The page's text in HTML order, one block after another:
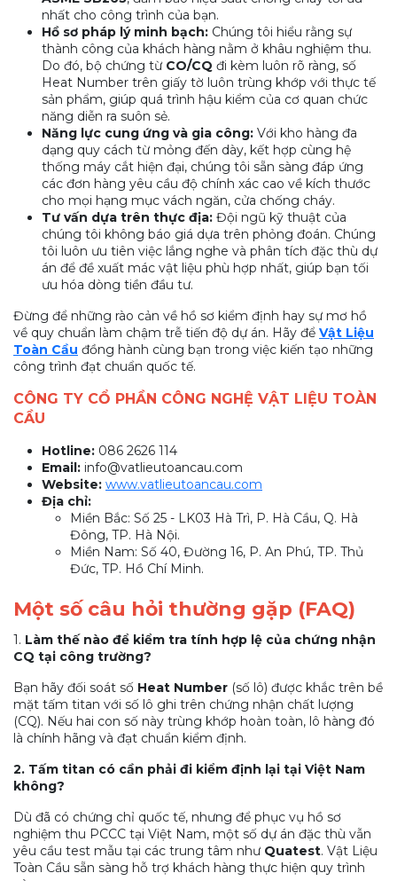
nhất cho công trình của bạn.
Hồ sơ pháp lý minh bạch: Chúng tôi hiểu rằng sự
thành công của khách hàng nằm ở khâu nghiệm thu.
Do đó, bộ chứng từ CO/CQ đi kèm luôn rõ ràng, số
Heat Number trên giấy tờ luôn trùng khớp với thực tế
sản phẩm, giúp quá trình hậu kiểm của cơ quan chức
năng diễn ra suôn sẻ.
Năng lực cung ứng và gia công: Với kho hàng đa
dạng quy cách từ mỏng đến dày, kết hợp cùng hệ
thống máy cắt hiện đại, chúng tôi sẵn sàng đáp ứng
các đơn hàng yêu cầu độ chính xác cao về kích thước
cho mọi hạng mục vách ngăn, cửa chống cháy.
Tư vấn dựa trên thực địa: Đội ngũ kỹ thuật của
chúng tôi không báo giá dựa trên phỏng đoán. Chúng
tôi luôn ưu tiên việc lắng nghe và phân tích đặc thù dự
án để đề xuất mác vật liệu phù hợp nhất, giúp bạn tối
ưu hóa dòng tiền đầu tư.
Đừng để những rào cản về hồ sơ kiểm định hay sự mơ hồ
về quy chuẩn làm chậm trễ tiến độ dự án. Hãy để Vật Liệu
Toàn Cầu đồng hành cùng bạn trong việc kiến tạo những
công trình đạt chuẩn quốc tế.
CÔNG TY CỔ PHẦN CÔNG NGHỆ VẬT LIỆU TOÀN
CẦU
Hotline: 086 2626 114
Email: info@vatlieutoancau.com
Website: www.vatlieutoancau.com
Địa chỉ:
Miền Bắc: Số 25 - LK03 Hà Trì, P. Hà Cầu, Q. Hà
Đông, TP. Hà Nội.
Miền Nam: Số 40, Đường 16, P. An Phú, TP. Thủ
Đức, TP. Hồ Chí Minh.
Một số câu hỏi thường gặp (FAQ)
1. Làm thế nào để kiểm tra tính hợp lệ của chứng nhận
CQ tại công trường?
Bạn hãy đối soát số Heat Number (số lô) được khắc trên bề
mặt tấm titan với số lô ghi trên chứng nhận chất lượng
(CQ). Nếu hai con số này trùng khớp hoàn toàn, lô hàng đó
là chính hãng và đạt chuẩn kiểm định.
2. Tấm titan có cần phải đi kiểm định lại tại Việt Nam
không?
Dù đã có chứng chỉ quốc tế, nhưng để phục vụ hồ sơ
nghiệm thu PCCC tại Việt Nam, một số dự án đặc thù vẫn
yêu cầu test mẫu tại các trung tâm như Quatest. Vật Liệu
Toàn Cầu sẵn sàng hỗ trợ khách hàng thực hiện quy trình